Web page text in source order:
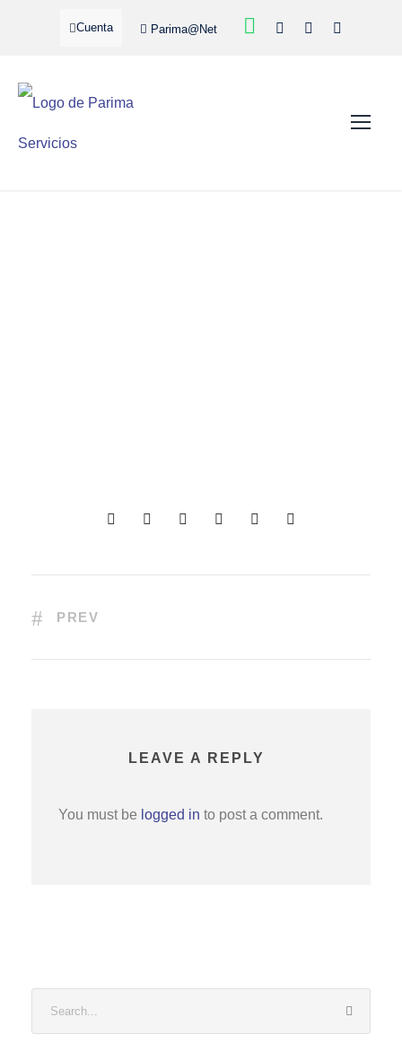
Cuenta Parima@Net
PREV
LEAVE A REPLY
You must be logged in to post a comment.